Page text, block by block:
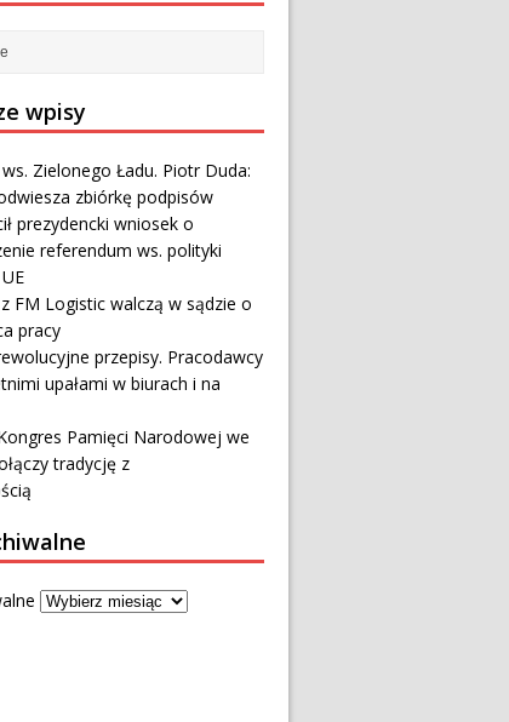
wpisy
Zielonego Ładu. Piotr Duda:
zbiórkę podpisów
prezydencki wniosek o
referendum ws. polityki
FM Logistic walczą w sądzie o
pracy
przepisy. Pracodawcy
upałami w biurach i na
Pamięci Narodowej we
tradycję z